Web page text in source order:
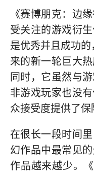
《赛博朋克：边
受关注的游戏衍
是优秀并且成功
来的新一轮巨大
同时，它虽然与
非游戏玩家也没
众接受度提供了保
在很长一段时间
幻作品中最常见
作品越来越少。